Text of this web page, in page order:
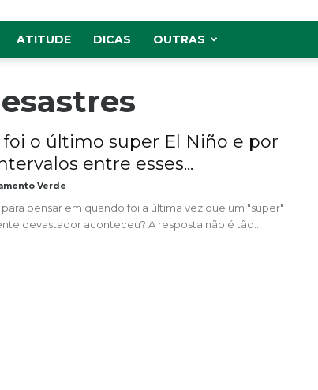
ATITUDE DICAS OUTRAS
foi o último super El Niño e por
entre esses...
Verde
pensar em quando foi a última vez que um "super"
devastador aconteceu? A resposta não é tão...